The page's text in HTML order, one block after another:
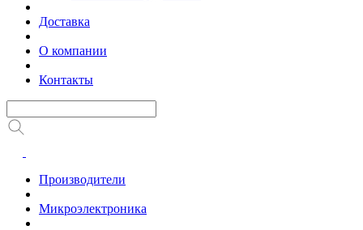
Доставка
О компании
Контакты
Производители
Микроэлектроника